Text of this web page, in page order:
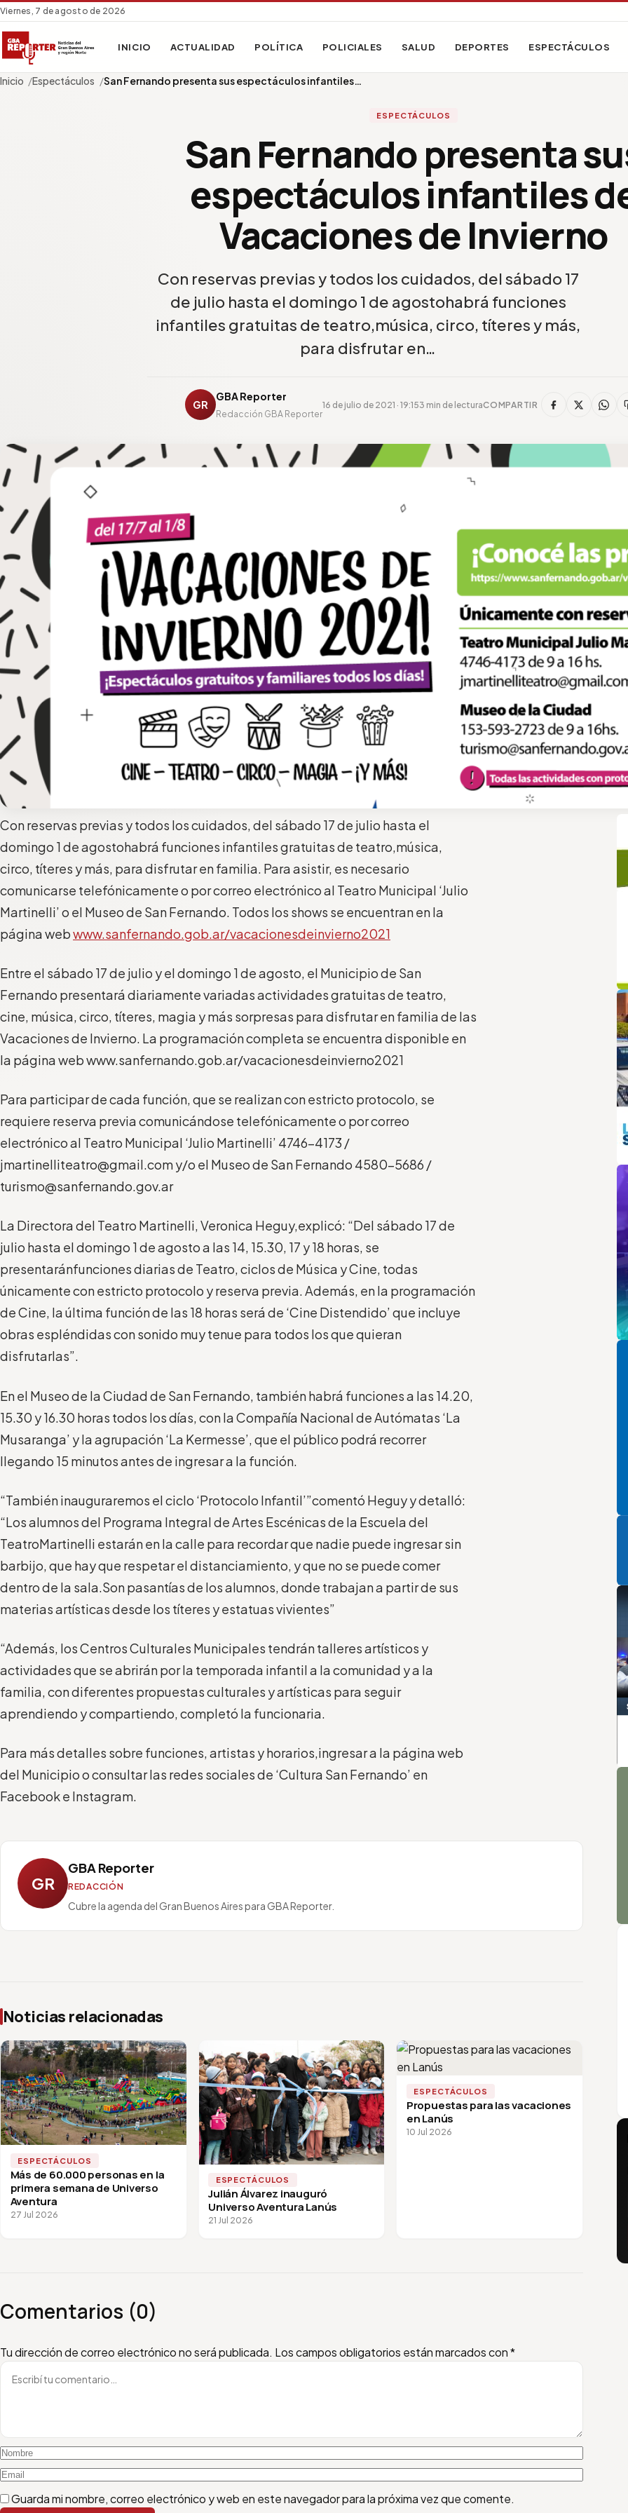
Viernes, 7 de agosto de 2026
INICIO ACTUALIDAD POLÍTICA POLICIALES SALUD DEPORTES ESPECTÁCULOS
Inicio Espectáculos San Fernando presenta sus espectáculos infantiles…
ESPECTÁCULOS
San Fernando presenta
espectáculos infantiles
Vacaciones de Invierno
Con reservas previas y todos los cuidados, del sábado 17
de julio hasta el domingo 1 de agostohabrá funciones
infantiles gratuitas de teatro,música, circo, títeres y más,
para disfrutar en…
GR
GBA Reporter
Redacción GBA Reporter
16 de julio de 2021 · 19:153 min de lecturaCOMPARTIR
Con reservas previas y todos los cuidados, del sábado 17 de julio hasta el
domingo 1 de agostohabrá funciones infantilesgratuitasde teatro,música,
circo, títeres y más, para disfrutar en familia. Para asistir, es necesario
comunicarse telefónicamente o por correo electrónico al Teatro Municipal ‘Julio
Martinelli’ o el Museo de San Fernando. Todos los shows se encuentran en la
página webwww.sanfernando.gob.ar/vacacionesdeinvierno2021
Entre el sábado 17 de julio yel domingo 1 de agosto, el Municipio de San
Fernando presentará diariamente variadasactividadesgratuitasde teatro,
cine, música, circo, títeres, magia y más sorpresas para disfrutar en familiade las
Vacaciones de Invierno. La programación completa se encuentra disponible en
la página web www.sanfernando.gob.ar/vacacionesdeinvierno2021
Para participar de cada función, que se realizanconestricto protocolo, se
requiere reserva previacomunicándose telefónicamente o por correo
electrónico al Teatro Municipal ‘Julio Martinelli’ 4746-4173 /
jmartinelliteatro@gmail.com y/o el Museo de San Fernando 4580-5686 /
turismo@sanfernando.gov.ar
La Directora del Teatro Martinelli,Veronica Heguy,explicó: “Del sábado 17 de
julio hasta el domingo 1 de agostoa las 14, 15.30, 17 y 18 horas, se
presentaránfuncionesdiariasde Teatro, ciclos de Música y Cine, todas
únicamentecon estricto protocolo yreserva previa. Además, enla programación
de Cine, laúltima función de las 18 horas seráde ‘Cine Distendido’ que incluye
obras espléndidas con sonido muy tenue para todos los que quieran
disfrutarlas”.
Enel Museo de la Ciudad de San Fernando, también habrá funcionesa las 14.20,
15.30 y 16.30 horas todos los días , conla Compañía Nacional de Autómatas ‘La
Musaranga’ y la agrupación‘La Kermesse’ , que el público podrá recorrer
llegando 15 minutos antes de ingresar a la función
“Tambiéninauguraremos el ciclo ‘Protocolo Infantil’”comentó Heguyy detalló:
“Losalumnos del Programa Integral de Artes Escénicas de la Escueladel
TeatroMartinelli estaránen la calle para recordarque nadie puede ingresar sin
barbijo, que hayque respetar el distanciamiento, yque no se puede comer
dentro de la sala.Son pasantías de los alumnos, donde trabajan a partir de sus
materias artísticas desde los títeres y estatuas vivientes”
“Además, los Centros Culturales Municipales tendrán talleres artísticos y
actividades que se abriránpor la temporada infantil a la comunidad y a la
familia, con diferentes propuestas culturales y artísticas para seguir
aprendiendo y compartiendo, completó la funcionaria.
Para más detalles sobre funciones, artistas y horarios,ingresar a la página web
del Municipio o consultar las redes sociales de ‘Cultura San Fernando’ en
Facebook e Instagram.
GR
GBA Reporter
REDACCIÓN
Cubre la agenda del Gran Buenos Aires para GBA Reporter.
Noticias relacionadas
ESPECTÁCULOS
Más de 60.000 personas en la
primera semana de Universo
Aventura
27 Jul 2026
ESPECTÁCULOS
Julián Álvarez inauguró
Universo Aventura Lanús
21 Jul 2026
ESPECTÁCULOS
Propuestas para las vacaciones
en Lanús
10 Jul 2026
Comentarios (0)
Tu dirección de correo electrónico no será publicada. Los campos obligatorios están marcados con*
Escribí tu comentario
Nombre
Email
Guarda mi nombre, correo electrónico y web en este navegador para la próxima vez que comente.